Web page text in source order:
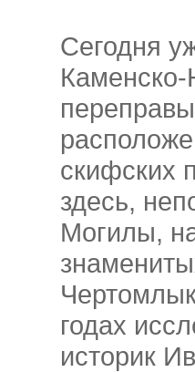
Сегодня
Каменско-
скифских
здесь,
Могилы,
годах
историк